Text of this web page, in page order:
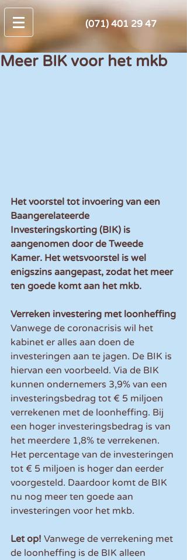
(071) 401 29 47
Meer BIK voor het mkb
Het voorstel tot invoering van een
Baangerelateerde
Investeringskorting (BIK) is
aangenomen door de Tweede
Kamer. Het wetsvoorstel is wel
enigszins aangepast, zodat het meer
ten goede komt aan het mkb.
Verreken investering met loonheffing
Vanwege de coronacrisis wil het
kabinet er alles aan doen de
investeringen aan te jagen. De BIK is
hiervan een voorbeeld. Via de BIK
kunnen ondernemers 3,9% van een
investeringsbedrag tot € 5 miljoen
verrekenen met de loonheffing. Bij
een hoger investeringsbedrag is van
het meerdere 1,8% te verrekenen.
Het percentage van de investeringen
tot € 5 miljoen is hoger dan eerder
voorgesteld. Daardoor komt de BIK
nu nog meer ten goede aan
investeringen voor het mkb.
Let op! Vanwege de verrekening met
de loonheffing is de BIK alleen